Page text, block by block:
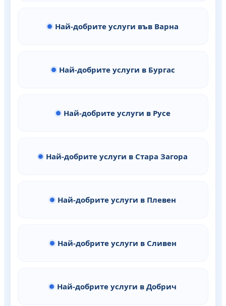
Най-добрите услуги във Варна
Най-добрите услуги в Бургас
Най-добрите услуги в Русе
Най-добрите услуги в Стара Загора
Най-добрите услуги в Плевен
Най-добрите услуги в Сливен
Най-добрите услуги в Добрич